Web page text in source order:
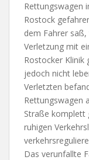
Rettungswagen
Rostock
dem Fahrer
Verletzung mit
Rostocker Klinik
jedoch nicht
Verletzten
Rettungswagen
Straße komplett
ruhigen
Das verunfallte